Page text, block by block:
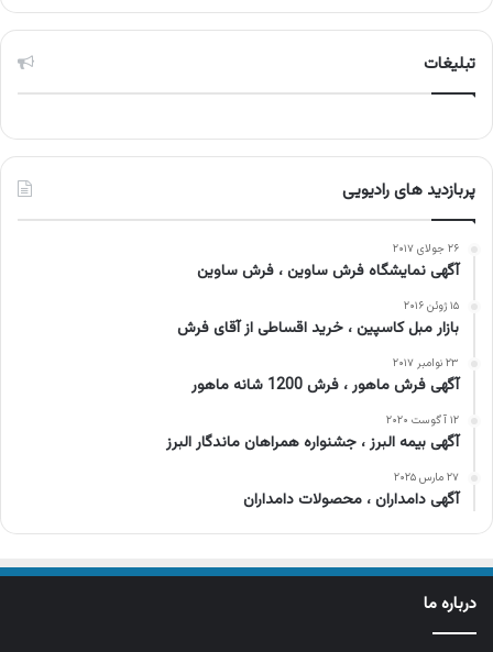
تبلیغات
پربازدید های رادیویی
۲۶ جولای ۲۰۱۷
آگهی نمایشگاه فرش ساوین ، فرش ساوین
۱۵ ژوئن ۲۰۱۶
بازار مبل کاسپین ، خرید اقساطی از آقای فرش
۲۳ نوامبر ۲۰۱۷
آگهی فرش ماهور ، فرش 1200 شانه ماهور
۱۲ آگوست ۲۰۲۰
آگهی بیمه البرز ، جشنواره همراهان ماندگار البرز
۲۷ مارس ۲۰۲۵
آگهی دامداران ، محصولات دامداران
درباره ما